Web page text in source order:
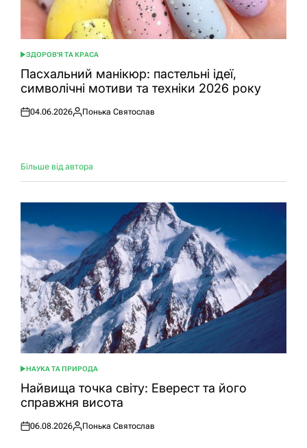
ОПУБЛІКУВАТИ
У
ЗДОРОВ'Я ТА КРАСА
Пасхальний манікюр: пастельні ідеї,
символічні мотиви та техніки 2026 року
Оприлюднено
04.06.2026
Опубліковано
Понька Святослав
Більше від автора
ОПУБЛІКУВАТИ
У
НАУКА ТА ПРИРОДА
Найвища точка світу: Еверест та його
справжня висота
Оприлюднено
06.08.2026
Опубліковано
Понька Святослав